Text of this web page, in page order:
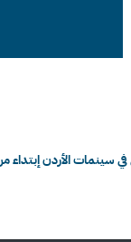
الأردن إبتداء من 18-1-